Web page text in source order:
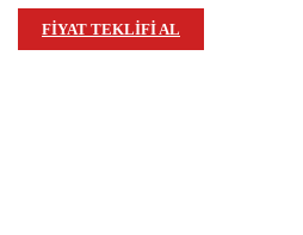
FİYAT TEKLİFİ AL